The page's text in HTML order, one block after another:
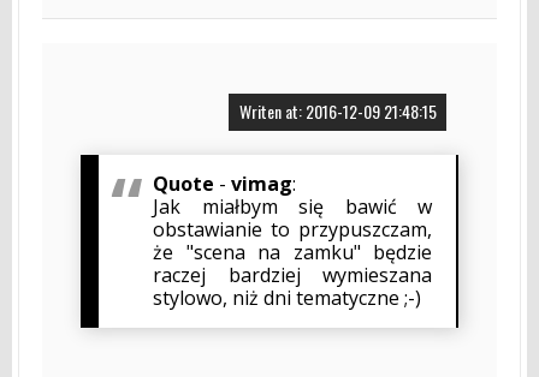
Writen at: 2016-12-09 21:48:15
Quote - vimag:
Jak miałbym się bawić w
obstawianie to przypuszczam,
że "scena na zamku" będzie
raczej bardziej wymieszana
stylowo, niż dni tematyczne ;-)